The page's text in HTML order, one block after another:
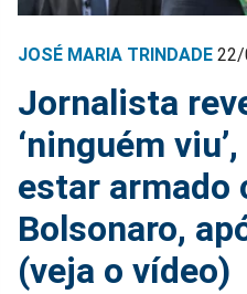
JOSÉ MARIA TRINDADE
Jornalista
‘ninguém
estar armado
Bolsonaro,
(veja o vídeo)